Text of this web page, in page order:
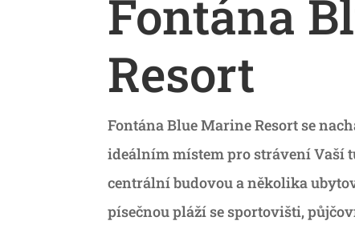
Fontána
Resort
Fontána Blue Marine Resort se
ideálním místem pro strávení Vaší
centrální budovou a několika
písečnou pláží se sportovišti,